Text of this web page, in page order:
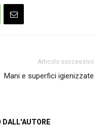
Articolo successivo
Mani e superfici igienizzate
DALL'AUTORE